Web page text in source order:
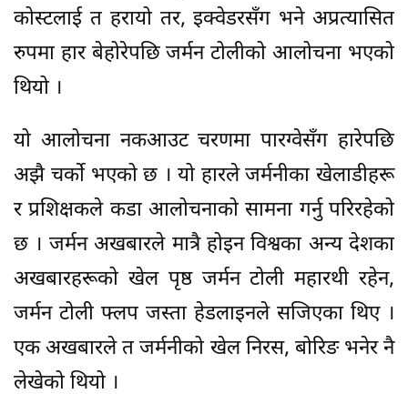
कोस्टलाई त हरायो तर, इक्वेडरसँग भने अप्रत्यासित
रुपमा हार बेहोरेपछि जर्मन टोलीको आलोचना भएको
थियो ।
यो आलोचना नकआउट चरणमा पारग्वेसँग हारेपछि
अझै चर्को भएको छ । यो हारले जर्मनीका खेलाडीहरू
र प्रशिक्षकले कडा आलोचनाको सामना गर्नु परिरहेको
छ । जर्मन अखबारले मात्रै होइन विश्वका अन्य देशका
अखबारहरूको खेल पृष्ठ जर्मन टोली महारथी रहेन,
जर्मन टोली फ्लप जस्ता हेडलाइनले सजिएका थिए ।
एक अखबारले त जर्मनीको खेल निरस, बोरिङ भनेर नै
लेखेको थियो ।